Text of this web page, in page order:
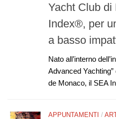
Yacht Club
Index®, per
a basso
Nato all’interno
Advanced
de Monaco, il SEA
APPUNTAMENTI /